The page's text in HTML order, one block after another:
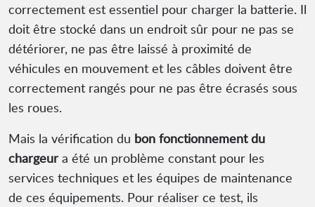
correctement est essentiel pour charger la batterie. Il
doit être stocké dans un endroit sûr pour ne pas se
détériorer, ne pas être laissé à proximité de
véhicules en mouvement et les câbles doivent être
correctement rangés pour ne pas être écrasés sous
les roues.
Mais la vérification du bon fonctionnement du
chargeur a été un problème constant pour les
services techniques et les équipes de maintenance
de ces équipements. Pour réaliser ce test, ils